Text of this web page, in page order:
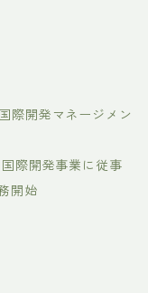
際開発マネージメン
際開発事業に従事
開始